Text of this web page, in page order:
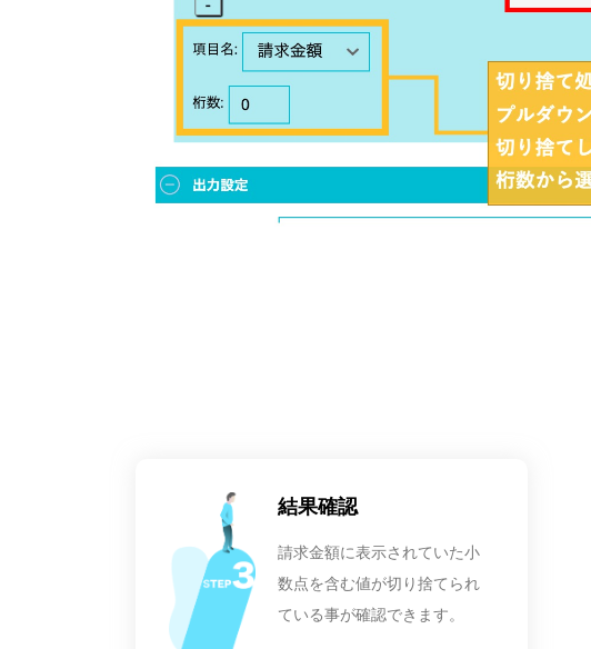
結果確認
請求金額に表示されていた小
数点を含む値が切り捨てられ
ている事が確認できます。